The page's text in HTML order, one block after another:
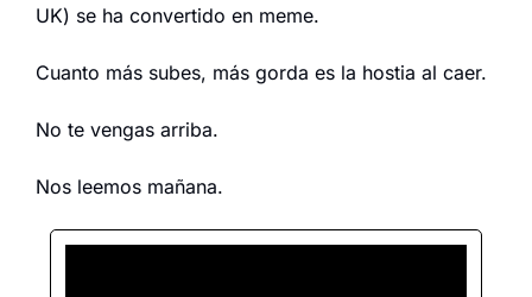
UK) se ha convertido en meme.
Cuanto más subes, más gorda es la hostia al caer.
No te vengas arriba.
Nos leemos mañana.